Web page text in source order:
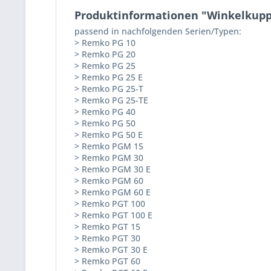
Produktinformationen
passend in nachfolgenden Serien/Typen:
> Remko PG 10
> Remko PG 20
> Remko PG 25
> Remko PG 25 E
> Remko PG 25-T
> Remko PG 25-TE
> Remko PG 40
> Remko PG 50
> Remko PG 50 E
> Remko PGM 15
> Remko PGM 30
> Remko PGM 30 E
> Remko PGM 60
> Remko PGM 60 E
> Remko PGT 100
> Remko PGT 100 E
> Remko PGT 15
> Remko PGT 30
> Remko PGT 30 E
> Remko PGT 60